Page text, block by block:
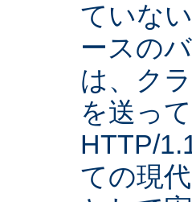
ていな
ースの
は、ク
を送っ
HTTP/
ての現